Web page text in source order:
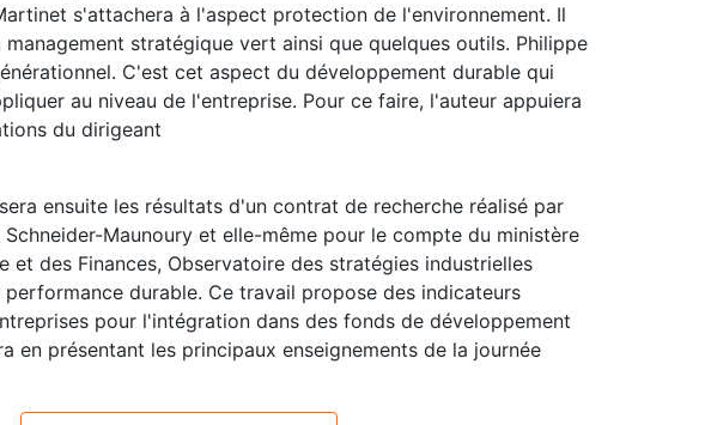
s'attachera à l'aspect protection de l'environnement. Il
stratégique vert ainsi que quelques outils. Philippe
C'est cet aspect du développement durable qui
au niveau de l'entreprise. Pour ce faire, l'auteur appuiera
du dirigeant
ensuite les résultats d'un contrat de recherche réalisé par
Maunoury et elle-même pour le compte du ministère
et des Finances, Observatoire des stratégies industrielles
durable. Ce travail propose des indicateurs
pour l'intégration dans des fonds de développement
en présentant les principaux enseignements de la journée